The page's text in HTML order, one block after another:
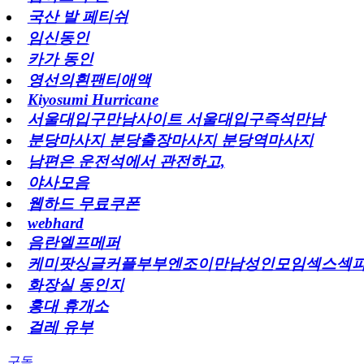
국산 발 페티쉬
임신동인
카가 동인
영선의흰팬티애액
Kiyosumi Hurricane
서울대입구만남사이트 서울대입구즉석만남
분당마사지 분당출장마사지 분당역마사지
남편은 운전석에서 관전하고,
야사모음
웹하드 무료쿠폰
webhard
음란엘프메퍼
케미팟싱글커플부부엔조이만남성인모임섹스섹
화장실 동인지
홍대 휴개소
걸레 유부